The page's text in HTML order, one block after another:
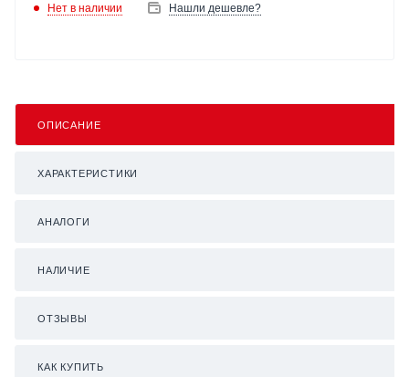
Нет в наличии Нашли дешевле?
ОПИСАНИЕ
ХАРАКТЕРИСТИКИ
АНАЛОГИ
НАЛИЧИЕ
ОТЗЫВЫ
КАК КУПИТЬ